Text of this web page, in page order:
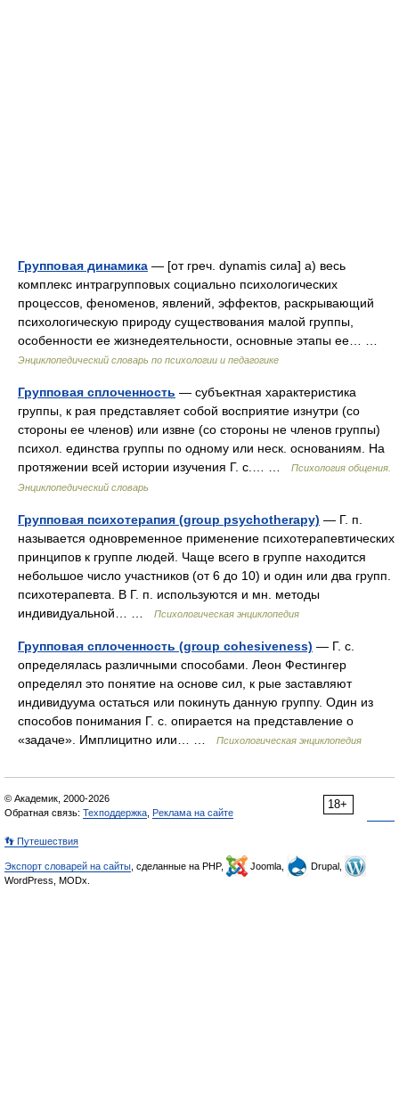
Групповая динамика — [от греч. dynamis сила] а) весь
комплекс интрагрупповых социально психологических
процессов, феноменов, явлений, эффектов, раскрывающий
психологическую природу существования малой группы,
особенности ее жизнедеятельности, основные этапы ее… …
Энциклопедический словарь по психологии и педагогике
Групповая сплоченность — субъектная характеристика
группы, к рая представляет собой восприятие изнутри (со
стороны ее членов) или извне (со стороны не членов группы)
психол. единства группы по одному или неск. основаниям. На
протяжении всей истории изучения Г. с.… …
Психология общения.
Энциклопедический словарь
Групповая психотерапия (group psychotherapy) — Г. п.
называется одновременное применение психотерапевтических
принципов к группе людей. Чаще всего в группе находится
небольшое число участников (от 6 до 10) и один или два групп.
психотерапевта. В Г. п. используются и мн. методы
индивидуальной… …
Психологическая энциклопедия
Групповая сплоченность (group cohesiveness) — Г. с.
определялась различными способами. Леон Фестингер
определял это понятие на основе сил, к рые заставляют
индивидуума остаться или покинуть данную группу. Один из
способов понимания Г. с. опирается на представление о
«задаче». Имплицитно или… …
Психологическая энциклопедия
18+
© Академик, 2000-2026
Обратная связь: Техподдержка Реклама на сайте
👣 Путешествия
Экспорт словарей на сайты , сделанные на PHP, Joomla,
Drupal,
WordPress, MODx.